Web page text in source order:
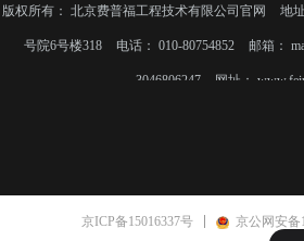
版权所有： 北京费普福工程技术有限公司官网 地
号院6号楼318 电话： 010-80754852 邮箱：
3046806247 网址：
京ICP备15016337号 京公网安备